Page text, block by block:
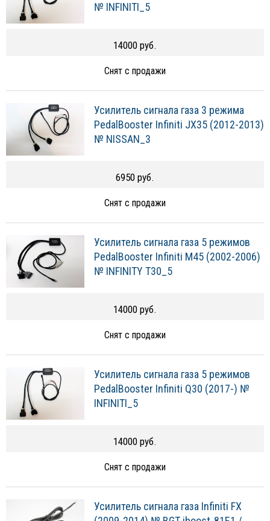
№ INFINITI_5
14000 руб.
Снят с продажи
Усилитель сигнала газа 3 режима
PedalBooster Infiniti JX35 (2012-2013)
№ NISSAN_3
6950 руб.
Снят с продажи
Усилитель сигнала газа 5 режимов
PedalBooster Infiniti M45 (2002-2006)
№ INFINITY T30_5
14000 руб.
Снят с продажи
Усилитель сигнала газа 5 режимов
PedalBooster Infiniti Q30 (2017-) №
INFINITI_5
14000 руб.
Снят с продажи
Усилитель сигнала газа Infiniti FX